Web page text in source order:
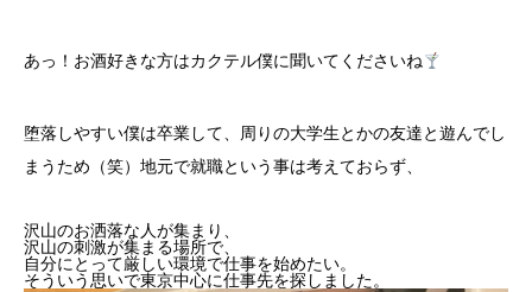
あっ！お酒好きな方はカクテル僕に聞いてくださいね
堕落しやすい僕は卒業して、周りの大学生とかの友達と遊んでし
まうため（笑）地元で就職という事は考えておらず、
沢山のお洒落な人が集まり、
沢山の刺激が集まる場所で、
自分にとって厳しい環境で仕事を始めたい。
そういう思いで東京中心に仕事先を探しました。